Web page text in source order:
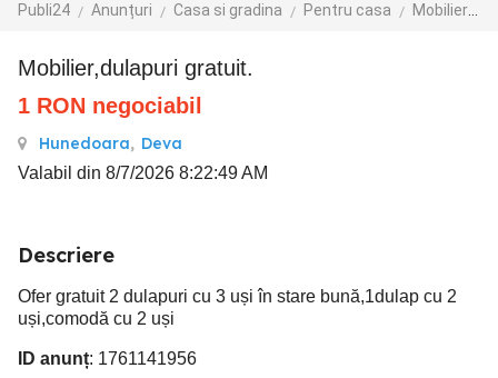
Publi24 Anunțuri Casa si gradina Pentru casa Mobilier
Mobilier,dulapuri gratuit.
1 RON negociabil
Hunedoara, Deva
Valabil din 8/7/2026 8:22:49 AM
Descriere
Ofer gratuit 2 dulapuri cu 3 uși în stare bună,1dulap cu 2
uși,comodă cu 2 uși
ID anunț: 1761141956